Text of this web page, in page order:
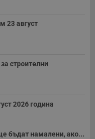
23 август
строителни
2026 година
бъдат намалени, ако...